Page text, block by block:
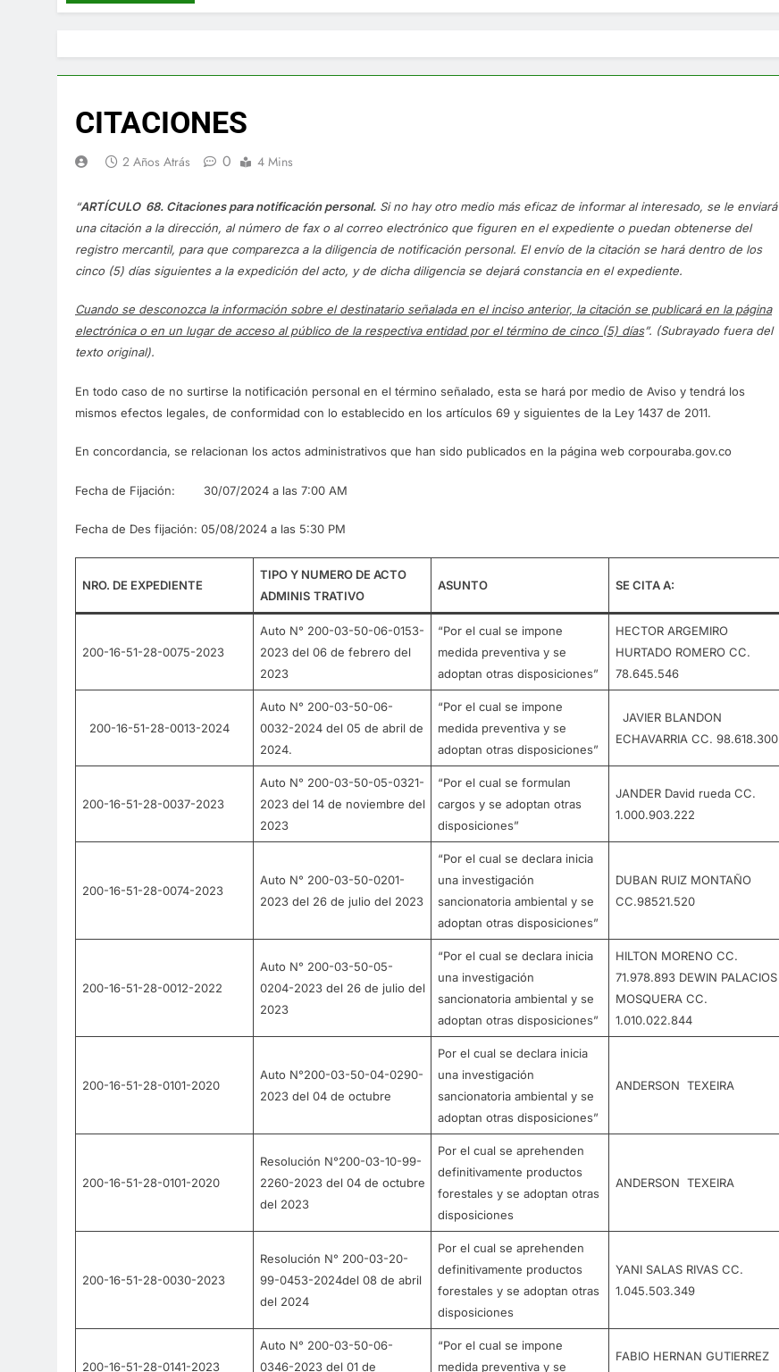
CITACIONES
2 Años Atrás 0 4 Mins
“ARTÍCULO 68. Citaciones para notificación personal. Si no hay otro medio más eficaz de informar al interesado, se le enviará
una citación a la dirección, al número de fax o al correo electrónico que figuren en el expediente o puedan obtenerse del
registro mercantil, para que comparezca a la diligencia de notificación personal. El envío de la citación se hará dentro de los
cinco (5) días siguientes a la expedición del acto, y de dicha diligencia se dejará constancia en el expediente.
Cuando se desconozca la información sobre el destinatario señalada en el inciso anterior, la citación se publicará en la página
electrónica o en un lugar de acceso al público de la respectiva entidad por el término de cinco (5) días”. (Subrayado fuera del
texto original).
En todo caso de no surtirse la notificación personal en el término señalado, esta se hará por medio de Aviso y tendrá los
mismos efectos legales, de conformidad con lo establecido en los artículos 69 y siguientes de la Ley 1437 de 2011.
En concordancia, se relacionan los actos administrativos que han sido publicados en la página web corpouraba.gov.co
Fecha de Fijación: 30/07/2024 a las 7:00 AM
Fecha de Des fijación: 05/08/2024 a las 5:30 PM
NRO. DE EXPEDIENTE
TIPO Y NUMERO DE ACTO
ADMINIS TRATIVO
ASUNTO SE CITA A:
200-16-51-28-0075-2023
Auto N° 200-03-50-06-0153-
2023 del 06 de febrero del
2023
“Por el cual se impone
medida preventiva y se
adoptan otras disposiciones”
HECTOR ARGEMIRO
HURTADO ROMERO CC.
78.645.546
200-16-51-28-0013-2024
Auto N° 200-03-50-06-
0032-2024 del 05 de abril de
2024.
“Por el cual se impone
medida preventiva y se
adoptan otras disposiciones”
JAVIER BLANDON
ECHAVARRIA CC. 98.618.300
200-16-51-28-0037-2023
Auto N° 200-03-50-05-0321-
2023 del 14 de noviembre del
2023
“Por el cual se formulan
cargos y se adoptan otras
disposiciones”
JANDER David rueda CC.
1.000.903.222
200-16-51-28-0074-2023
Auto N° 200-03-50-0201-
2023 del 26 de julio del 2023
“Por el cual se declara inicia
una investigación
sancionatoria ambiental y se
adoptan otras disposiciones”
DUBAN RUIZ MONTAÑO
CC.98521.520
200-16-51-28-0012-2022
Auto N° 200-03-50-05-
0204-2023 del 26 de julio del
2023
“Por el cual se declara inicia
una investigación
sancionatoria ambiental y se
adoptan otras disposiciones”
HILTON MORENO CC.
71.978.893 DEWIN PALACIOS
MOSQUERA CC.
1.010.022.844
200-16-51-28-0101-2020
Auto N°200-03-50-04-0290-
2023 del 04 de octubre
Por el cual se declara inicia
una investigación
sancionatoria ambiental y se
adoptan otras disposiciones”
ANDERSON TEXEIRA
200-16-51-28-0101-2020
Resolución N°200-03-10-99-
2260-2023 del 04 de octubre
del 2023
Por el cual se aprehenden
definitivamente productos
forestales y se adoptan otras
disposiciones
ANDERSON TEXEIRA
200-16-51-28-0030-2023
Resolución N° 200-03-20-
99-0453-2024del 08 de abril
del 2024
Por el cual se aprehenden
definitivamente productos
forestales y se adoptan otras
disposiciones
YANI SALAS RIVAS CC.
1.045.503.349
200-16-51-28-0141-2023
Auto N° 200-03-50-06-
0346-2023 del 01 de
“Por el cual se impone
medida preventiva y se
FABIO HERNAN GUTIERREZ